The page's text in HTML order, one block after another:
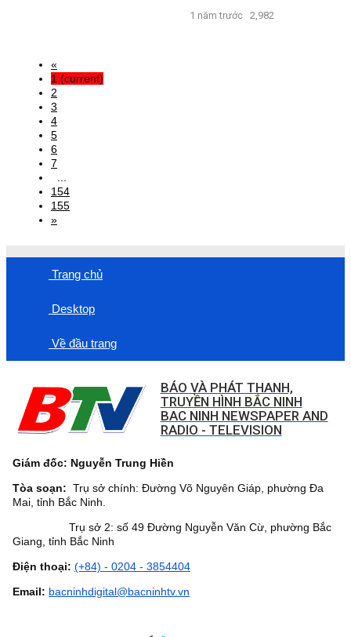
1 năm trước 2,982
«
1 (current)
2
3
4
5
6
7
154
155
»
Trang chủ
Desktop
Về đầu trang
BÁO VÀ PHÁT THANH,
TRUYỀN HÌNH BẮC NINH
BAC NINH NEWSPAPER AND
RADIO - TELEVISION
Giám đốc: Nguyễn Trung Hiền
Tòa soạn: Trụ sở chính: Đường Võ Nguyên Giáp, phường Đa
Mai, tỉnh Bắc Ninh.
Trụ sở 2: số 49 Đường Nguyễn Văn Cừ, phường Bắc
Giang, tỉnh Bắc Ninh
Điện thoại: (+84) - 0204 - 3854404
Email: bacninhdigital@bacninhtv.vn